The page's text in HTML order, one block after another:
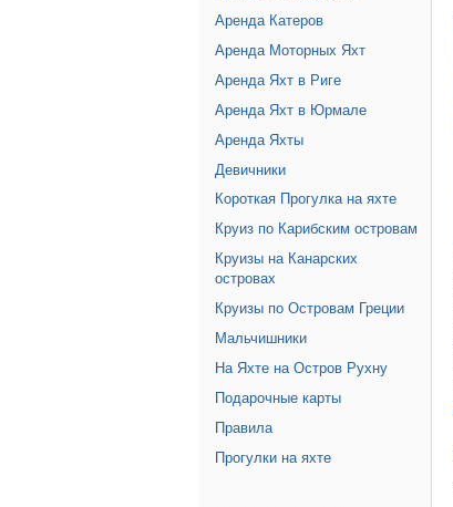
Аренда Катеров
Аренда Моторных Яхт
Аренда Яхт в Риге
Аренда Яхт в Юрмале
Аренда Яхты
Девичники
Короткая Прогулка на яхте
Круиз по Карибским островам
Круизы на Канарских
островах
Круизы по Островам Греции
Мальчишники
На Яхте на Остров Рухну
Подарочные карты
Правила
Прогулки на яхте